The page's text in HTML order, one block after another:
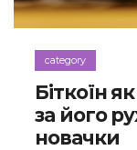
category
Біткоїн
за його
новачки